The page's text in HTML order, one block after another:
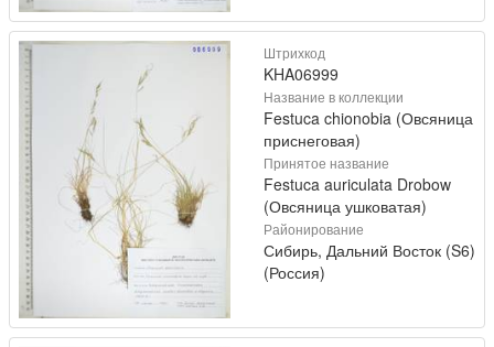
Штрихкод
KHA06999
Название в коллекции
Festuca chionobia (Овсяница
приснеговая)
Принятое название
Festuca auriculata Drobow
(Овсяница ушковатая)
Районирование
Сибирь, Дальний Восток (S6)
(Россия)